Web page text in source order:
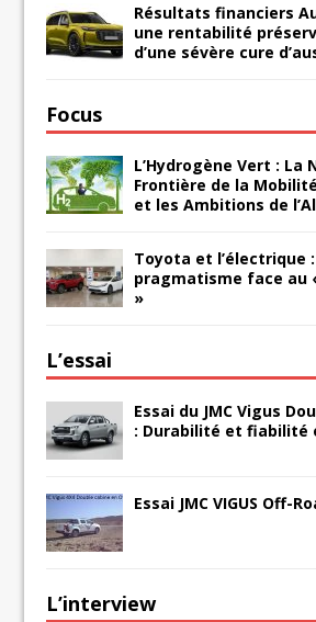
Résultats financiers
une rentabilité
d’une sévère cure
Focus
L’Hydrogène Vert : La
Frontière de la
et les Ambitions de
Toyota et l’électrique
pragmatisme face
»
L’essai
Essai du JMC Vigus
: Durabilité et fiabilité
Essai JMC VIGUS Off-
L’interview